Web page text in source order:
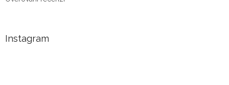
Instagram